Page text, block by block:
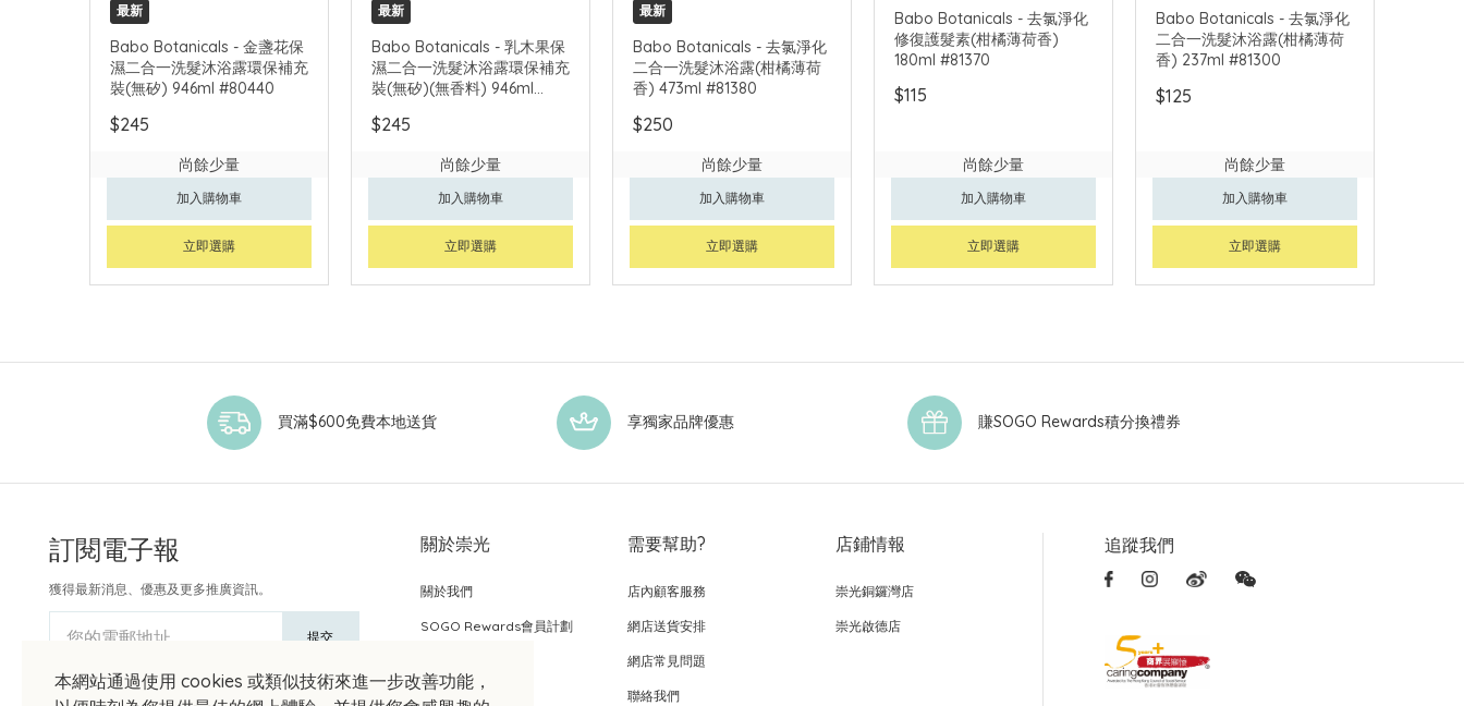
最新
Babo Botanicals - 金盞花保
濕二合一洗髮沐浴露環保補充
裝(無矽) 946ml #80440
$245
尚餘少量
加入購物車
立即選購
最新
Babo Botanicals - 乳木果保
濕二合一洗髮沐浴露環保補充
裝(無矽)(無香料) 946ml
$245
尚餘少量
加入購物車
立即選購
最新
Babo Botanicals - 去氯淨化
二合一洗髮沐浴露(柑橘薄荷
香) 473ml #81380
$250
尚餘少量
加入購物車
立即選購
Babo Botanicals - 去氯淨化
修復護髮素(柑橘薄荷香)
180ml #81370
$115
尚餘少量
加入購物車
立即選購
Babo Botanicals - 去氯淨化
二合一洗髮沐浴露(柑橘薄荷
香) 237ml #81300
$125
尚餘少量
加入購物車
立即選購
本網站通過使用 cookies 或類似技術來進一步改善功能，
買滿$600免費本地送貨 享獨家品牌優惠 賺SOGO Rewards積分換禮券
訂閱電子報
獲得最新消息、優惠及更多推廣資訊。
您的電郵地址 提交
關於崇光
關於我們
SOGO Rewards會員計劃
需要幫助?
店內顧客服務
網店送貨安排
網店常見問題
聯絡我們
店鋪情報
崇光銅鑼灣店
崇光啟德店
追蹤我們